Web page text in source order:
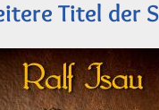
Titel der